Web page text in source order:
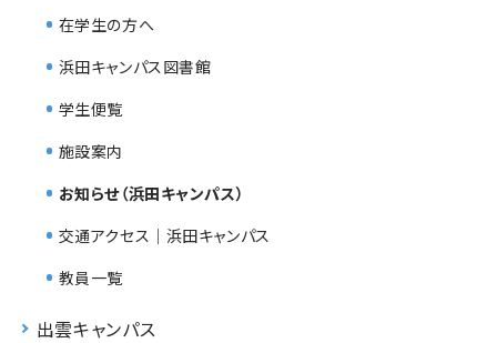
在学生の方へ
浜田キャンパス図書館
学生便覧
施設案内
お知らせ（浜田キャンパス）
交通アクセス｜浜田キャンパス
教員一覧
出雲キャンパス